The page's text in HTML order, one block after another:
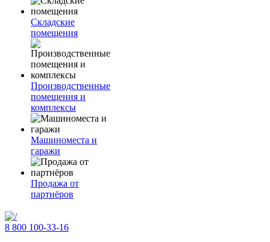
Складские
помещения
Производственные
помещения и
комплексы
Машиноместа и
гаражи
Продажа от
партнёров
8 800 100-33-16